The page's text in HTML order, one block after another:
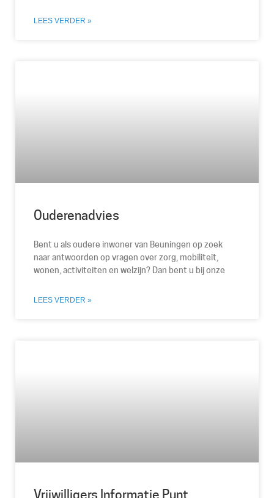
LEES VERDER »
Ouderenadvies
Bent u als oudere inwoner van Beuningen op zoek
naar antwoorden op vragen over zorg, mobiliteit,
wonen, activiteiten en welzijn? Dan bent u bij onze
LEES VERDER »
Vrijwilligers Informatie Punt